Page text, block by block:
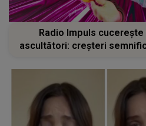
Radio Impuls
ascultători: creșteri